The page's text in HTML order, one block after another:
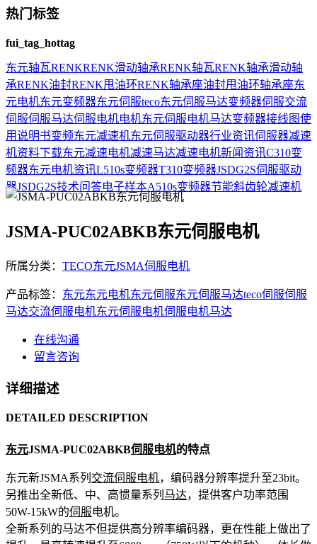
热门标签
fui_tag_hottag
东元轴瓦RENKRENK滑动轴承RENK轴瓦RENK轴承滑动轴
承RENK油封RENK甩油环RENK轴承座油封甩油环轴承座东
元电机东元变频器东元伺服teco东元伺服马达变频器伺服交流
伺服伺服马达伺服电机电机东元伺服电机马达变频器接线图使
用说明书变频东元减速机东元伺服驱动器行业资讯伺服器减速
机资料下载东元减速电机减速马达减速电机新闻资讯C310变
频器东元电机资讯L510s变频器T310变频器JSDG2S伺服驱动
器JSDG2S技术问答电子样本A510s变频器节能斜齿轮减速机
JSMA-PUC02ABKB东元伺服电机
所属分类： TECO东元JSMA伺服电机
产品标签： 东元东元电机东元伺服东元伺服马达teco伺服伺服
马达交流伺服电机东元伺服电机伺服电机马达
在线沟通
留言咨询
详细描述
DETAILED DESCRIPTION
东元JSMA-PUC02ABKB伺服电机的特点
东元新JSMA系列 交流伺服电机，编码器分辨率提升至23bit。
另推出全新低、中、高惯量系列 马达，提供客户功率范围
50W-15kW的伺服电机。
全新系列的马达不但提供高分辨率编码器，更在性能上做出了